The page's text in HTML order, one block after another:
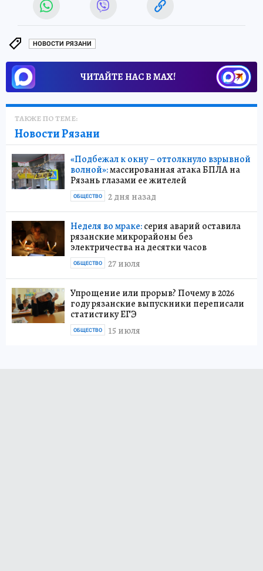
НОВОСТИ РЯЗАНИ
ЧИТАЙТЕ НАС В МАХ!
ТАКЖЕ ПО ТЕМЕ:
Новости Рязани
«Подбежал к окну – оттолкнуло взрывной
волной»:массированная атака БПЛА на
Рязань глазами ее жителей
2 дня назад
ОБЩЕСТВО
Неделя во мраке:серия аварий оставила
рязанские микрорайоны без
электричества на десятки часов
27 июля
ОБЩЕСТВО
Упрощение или прорыв? Почему в 2026
году рязанские выпускники переписали
статистику ЕГЭ
15 июля
ОБЩЕСТВО